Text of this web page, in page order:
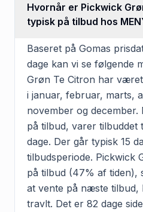
Hvornår er Pickwick
typisk på tilbud hos
Baseret på Gomas
dage kan vi se følgende
Grøn Te Citron har
i januar, februar, marts,
november og
på tilbud, varer tilbuddet
dage. Der går typisk 15
tilbudsperiode. Pickwick
på tilbud (47% af tiden),
at vente på næste tilbud,
travlt. Det er 82 dage